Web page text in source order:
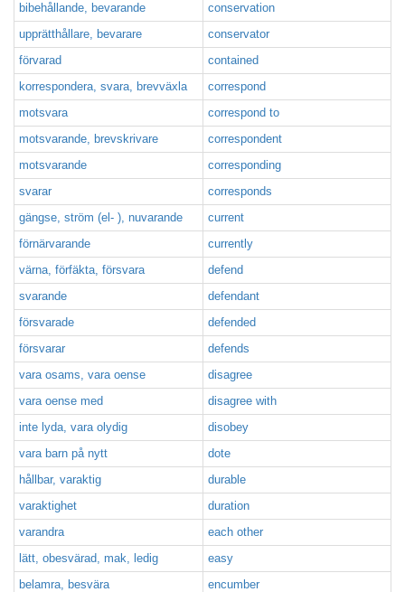
bibehållande, bevarande
conservation
upprätthållare, bevarare
conservator
förvarad
contained
korrespondera, svara, brevväxla
correspond
motsvara
correspond to
motsvarande, brevskrivare
correspondent
motsvarande
corresponding
svarar
corresponds
gängse, ström (el- ), nuvarande
current
förnärvarande
currently
värna, förfäkta, försvara
defend
svarande
defendant
försvarade
defended
försvarar
defends
vara osams, vara oense
disagree
vara oense med
disagree with
inte lyda, vara olydig
disobey
vara barn på nytt
dote
hållbar, varaktig
durable
varaktighet
duration
varandra
each other
lätt, obesvärad, mak, ledig
easy
belamra, besvära
encumber